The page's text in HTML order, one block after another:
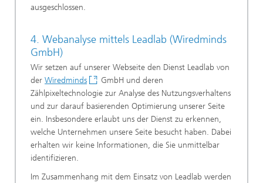
ausgeschlossen.
4. Webanalyse mittels Leadlab (Wiredminds
GmbH)
Wir setzen auf unserer Webseite den Dienst Leadlab von
der Wiredminds
GmbH und deren
Zählpixeltechnologie zur Analyse des Nutzungsverhaltens
und zur darauf basierenden Optimierung unserer Seite
ein. Insbesondere erlaubt uns der Dienst zu erkennen,
welche Unternehmen unsere Seite besucht haben. Dabei
erhalten wir keine Informationen, die Sie unmittelbar
identifizieren.
Im Zusammenhang mit dem Einsatz von Leadlab werden